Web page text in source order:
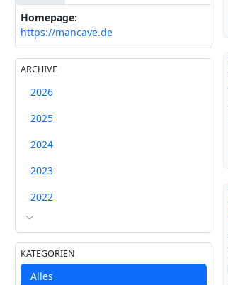
Homepage:
https://mancave.de
ARCHIVE
2026
2025
2024
2023
2022
KATEGORIEN
Alles